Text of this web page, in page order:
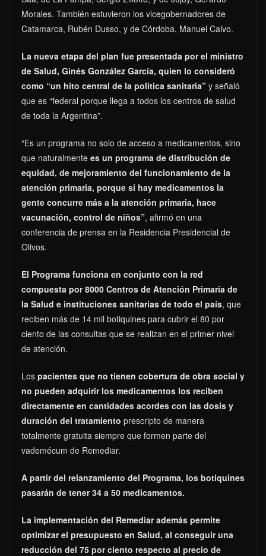
Morales. También estuvieron los vicegobernadores de
Catamarca, Rubén Dusso, y de Córdoba, Manuel Calvo.
La nueva etapa del plan fue presentada por el ministro
de Salud, Ginés González García, quien lo consideró
como “un hito central de la política sanitaria” y señaló
que es “federal porque llega a todos los centros de salud
de toda la Argentina”.
“Es un programa no solo de acceso a medicamentos, sino
que naturalmente es un programa de distribución de
equidad, de mejoramiento del funcionamiento de la
atención primaria, porque si hay medicamentos la
gente concurre más a la atención primaria, hace
vacunación, control de niños”, afirmó en una
conferencia de prensa en la Residencia Presidencial de
Olivos.
El Programa funciona en conjunto con la red
compuesta por 8000 Centros de Atención Primaria de
la Salud e instituciones sanitarias de todo el país, que
reciben más de 14 mil botiquines para cubrir el 80 por
ciento de las consultas que se realizan en el primer nivel
de atención.
Los pacientes que no tienen cobertura de obra social y
no pueden adquirir los medicamentos los reciben
directamente en cantidades acordes con las dosis y
duración del tratamiento prescripto de manera
totalmente gratuita siempre que formen parte del
vademécum de Remediar.
A partir del relanzamiento del Programa, los botiquines
pasarán de tener 34 a 50 medicamentos.
La implementación del Remediar además permite
optimizar el presupuesto en Salud, al conseguir una
reducción del 75 por ciento respecto al precio de